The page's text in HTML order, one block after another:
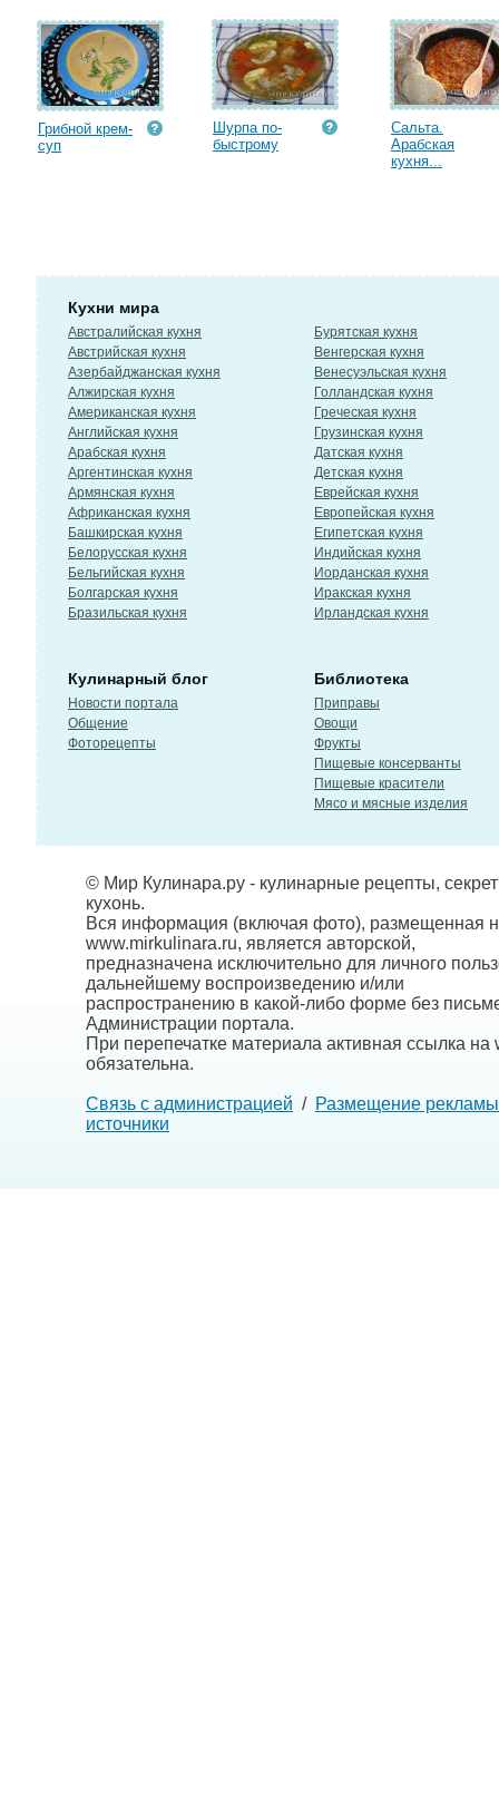
Грибной крем-
суп
Шурпа по-
быстрому
Сальта.
Арабская
кухня...
Кухни мира
Австралийская кухня
Австрийская кухня
Азербайджанская кухня
Алжирская кухня
Американская кухня
Английская кухня
Арабская кухня
Аргентинская кухня
Армянская кухня
Африканская кухня
Башкирская кухня
Белорусская кухня
Бельгийская кухня
Болгарская кухня
Бразильская кухня
Бурятская кухня
Венгерская кухня
Венесуэльская кухня
Голландская кухня
Греческая кухня
Грузинская кухня
Датская кухня
Детская кухня
Еврейская кухня
Европейская кухня
Египетская кухня
Индийская кухня
Иорданская кухня
Иракская кухня
Ирландская кухня
Кулинарный блог
Новости портала
Общение
Фоторецепты
Библиотека
Приправы
Овощи
Фрукты
Пищевые консерванты
Пищевые красители
Мясо и мясные изделия
© Мир Кулинара.ру - кулинарные рецепты,
кухонь.
Вся информация (включая фото), размещенная
www.mirkulinara.ru, является авторской,
предназначена исключительно для личного
дальнейшему воспроизведению и/или
распространению в какой-либо форме без
Администрации портала.
При перепечатке материала активная ссылка на
обязательна.
Связь с администрацией / Размещение рекламы
источники